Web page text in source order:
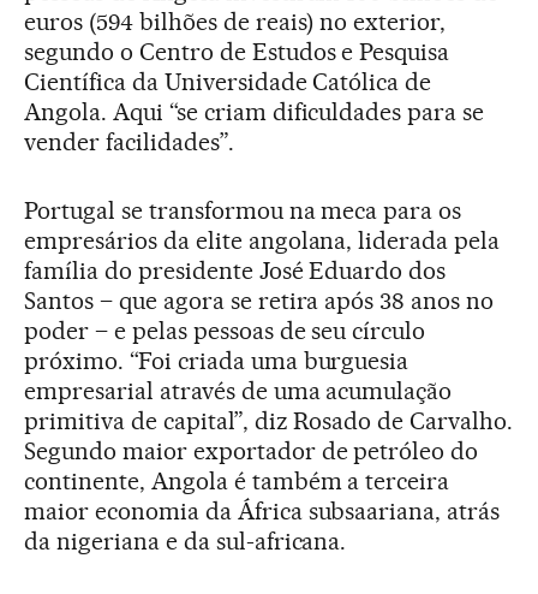
euros (594 bilhões de reais) no exterior,
segundo o Centro de Estudos e Pesquisa
Científica da Universidade Católica de
Angola. Aqui “se criam dificuldades para se
vender facilidades”.
Portugal se transformou na meca para os
empresários da elite angolana, liderada pela
família do presidente José Eduardo dos
Santos – que agora se retira após 38 anos no
poder – e pelas pessoas de seu círculo
próximo. “Foi criada uma burguesia
empresarial através de uma acumulação
primitiva de capital”, diz Rosado de Carvalho.
Segundo maior exportador de petróleo do
continente, Angola é também a terceira
maior economia da África subsaariana, atrás
da nigeriana e da sul-africana.